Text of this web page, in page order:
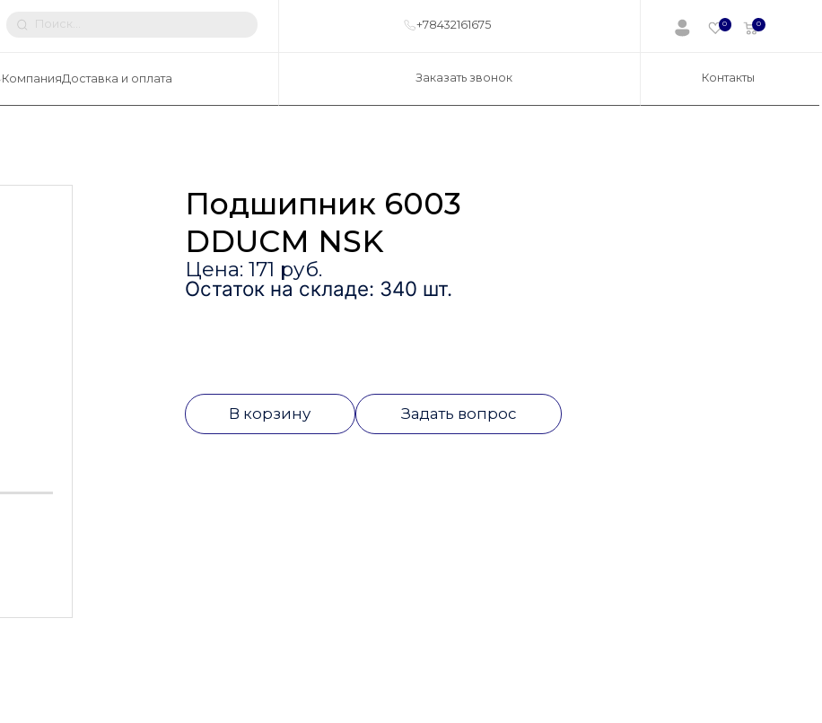
+78432161675 0 0
КомпанияДоставка и оплата Заказать звонок Контакты
Подшипник 6003
DDUCM NSK
Цена: 171 руб.
Остаток на складе: 340 шт.
В корзину Задать вопрос